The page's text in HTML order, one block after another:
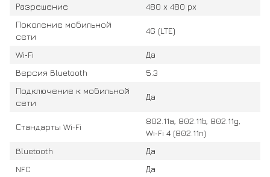
Разрешение
480 x 480 px
Поколение мобильной
сети
4G (LTE)
Wi‑Fi
Да
Версия Bluetooth
5.3
Подключение к мобильной
сети
Да
Стандарты Wi‑Fi
802.11a, 802.11b, 802.11g,
Wi‑Fi 4 (802.11n)
Bluetooth
Да
NFC
Да